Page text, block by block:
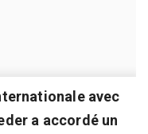
avec
a accordé un